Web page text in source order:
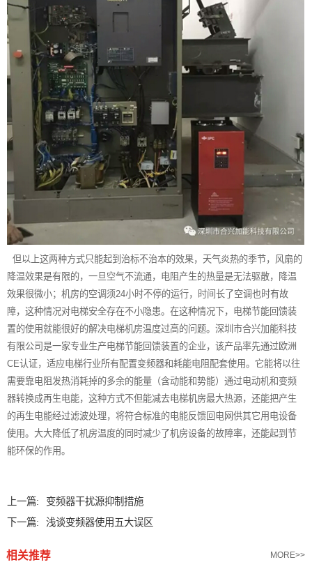
但以上这两种方式只能起到治标不治本的效果，天气炎热的季节，风扇的
降温效果是有限的，一旦空气不流通，电阻产生的热量是无法驱散，降温
效果很微小；机房的空调须24小时不停的运行，时间长了空调也时有故
障，这种情况对电梯安全存在不小隐患。在这种情况下， 电梯节能 回馈装
置的使用就能很好的解决电梯机房温度过高的问题。深圳市合兴加能科技
有限公司是一家专业生产电梯节能 回馈装置的企业，该产品率先通过欧洲
CE认证，适应电梯行业所有配置变频器和耗能电阻配套使用。它能将以往
需要靠电阻发热消耗掉的多余的能量（含动能和势能）通过电动机和变频
器转换成再生电能，这种方式不但能减去电梯机房最大热源，还能把产生
的再生电能经过滤波处理，将符合标准的电能反馈回电网供其它用电设备
使用。大大降低了机房温度的同时减少了机房设备的故障率，还能起到节
能环保的作用。
上一篇:
变频器干扰源抑制措施
下一篇:
浅谈变频器使用五大误区
相关推荐 MORE>>